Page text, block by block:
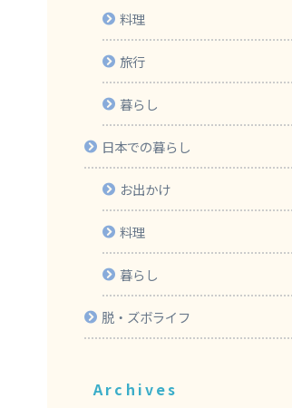
料理
旅行
暮らし
日本での暮らし
お出かけ
料理
暮らし
脱・ズボライフ
Archives